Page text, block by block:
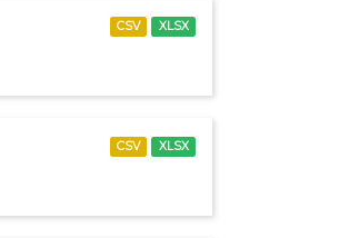
CSV XLSX
CSV XLSX